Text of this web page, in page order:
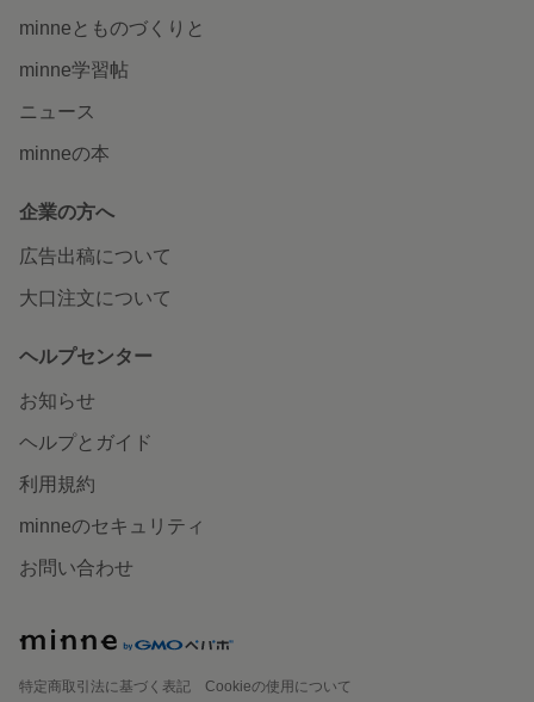
minneとものづくりと
minne学習帖
ニュース
minneの本
企業の方へ
広告出稿について
大口注文について
ヘルプセンター
お知らせ
ヘルプとガイド
利用規約
minneのセキュリティ
お問い合わせ
特定商取引法に基づく表記
Cookieの使用について